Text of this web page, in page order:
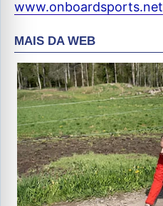
www.onboardsports.net